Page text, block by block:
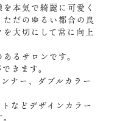
本気で綺麗に可愛く
だのゆるい都合の良
大切にして常に向上
るサロンです。
きます。
ナー、ダブルカラー
などデザインカラー